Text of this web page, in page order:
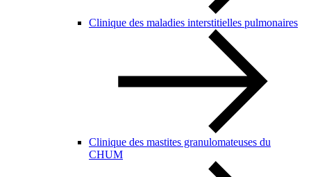
Clinique des maladies interstitielles pulmonaires
Clinique des mastites granulomateuses du
CHUM